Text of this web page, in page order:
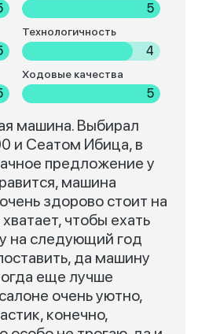
5
Технологичность
4
Ходовые качества
5
машина. Выбирал
и Сеатом Ибица, в
предложение у
машина
здорово стоит на
чтобы ехать
на следующий год
да машину
еще лучше
очень уютно,
конечно,